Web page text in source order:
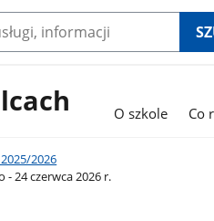
O szkole Co
2026
24 czerwca 2026 r.